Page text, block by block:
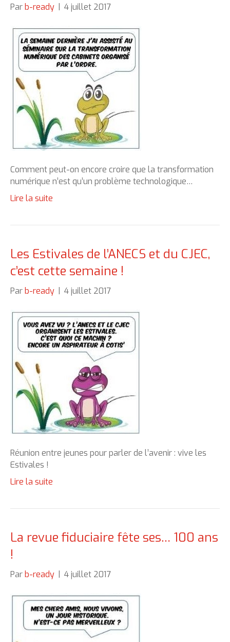
Parb-ready | 4 juillet 2017
Comment peut-on encore croire que la transformation
numérique n’est qu’un problème technologique…
Lire la suite
Les Estivales de l’ANECS et du CJEC,
c’est cette semaine !
Parb-ready | 4 juillet 2017
Réunion entre jeunes pour parler de l’avenir : vive les
Estivales !
Lire la suite
La revue fiduciaire fête ses… 100 ans
!
Parb-ready | 4 juillet 2017